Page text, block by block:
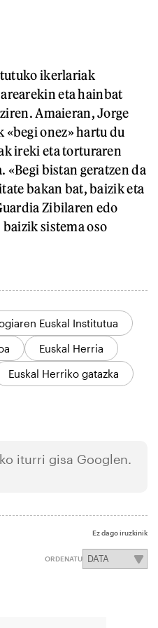
ikerlariak
eta hainbat
Amaieran, Jorge
onez» hartu du
ireki eta torturaren
«Begi bistan geratzen da
bakan bat, baizik eta
Zibilaren edo
sistema oso
Euskal Institutua
Euskal Herria
Euskal Herriko gatazka
iturri gisa Googlen.
Ez dago iruzkinik
ORDENATU